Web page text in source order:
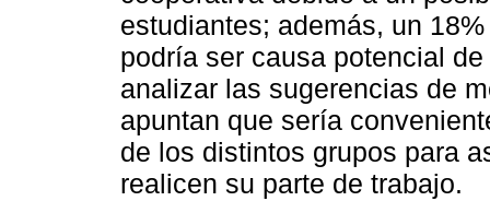
estudiantes; además, un
podría ser causa potencial
analizar las sugerencias de
apuntan que sería
de los distintos grupos para
realicen su parte de trabajo.